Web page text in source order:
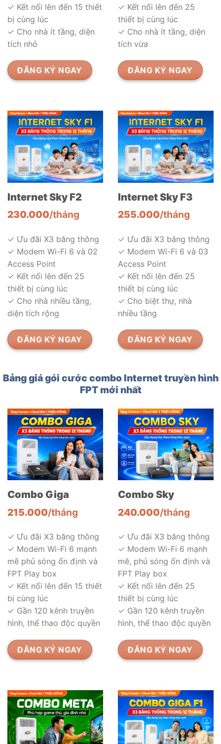
✓ Kết nối lên đến 15 thiết
bị cùng lúc
✓ Cho nhà ít tầng, diện
tích nhỏ
ĐĂNG KÝ NGAY
✓ Kết nối lên đến 25
thiết bị cùng lúc
✓ Cho nhà ít tầng, diện
tích vừa
ĐĂNG KÝ NGAY
Internet Sky F2
230.000/tháng
✓ Ưu đãi X3 băng thông
✓ Modem Wi-Fi 6 và 02
Access Point
✓ Kết nối lên đến 25
thiết bị cùng lúc
✓ Cho nhà nhiều tầng,
diện tích rộng
ĐĂNG KÝ NGAY
Internet Sky F3
255.000/tháng
✓ Ưu đãi X3 băng thông
✓ Modem Wi-Fi 6 và 03
Access Point
✓ Kết nối lên đến 25
thiết bị cùng lúc
✓ Cho biệt thự, nhà
nhiều tầng
ĐĂNG KÝ NGAY
Bảng giá gói cước combo Internet truyền hình
FPT mới nhất
Combo Giga
215.000/tháng
✓ Ưu đãi X3 băng thông
✓ Modem Wi-Fi 6 mạnh
mẽ phủ sóng ổn định và
FPT Play box
✓ Kết nối lên đến 15 thiết
bị cùng lúc
✓ Gần 120 kênh truyền
hình, thể thao độc quyền
ĐĂNG KÝ NGAY
Combo Sky
240.000/tháng
✓ Ưu đãi X3 băng thông
✓ Modem Wi-Fi 6 mạnh
mẽ, phủ sóng ổn định và
FPT Play box
✓ Kết nối lên đến 25
thiết bị cùng lúc
✓ Gần 120 kênh truyền
hình, thể thao độc quyền
ĐĂNG KÝ NGAY